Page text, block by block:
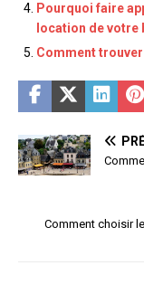
Pourquoi faire
location de votre
Comment
Comment choisir